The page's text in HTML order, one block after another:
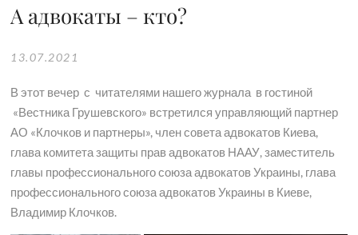
А адвокаты – кто?
13.07.2021
В этот вечер с читателями нашего журнала в гостиной
«Вестника Грушевского» встретился управляющий партнер
АО «Клочков и партнеры», член совета адвокатов Киева,
глава комитета защиты прав адвокатов НААУ, заместитель
главы профессионального союза адвокатов Украины, глава
профессионального союза адвокатов Украины в Киеве,
Владимир Клочков.